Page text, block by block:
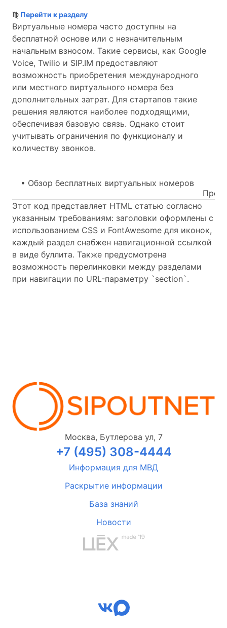
♍ Перейти к разделу
Виртуальные номера часто доступны на
бесплатной основе или с незначительным
начальным взносом. Такие сервисы, как Google
Voice, Twilio и SIP.IM предоставляют
возможность приобретения международного
или местного виртуального номера без
дополнительных затрат. Для стартапов такие
решения являются наиболее подходящими,
обеспечивая базовую связь. Однако стоит
учитывать ограничения по функционалу и
количеству звонков.
• Обзор бесплатных виртуальных номеров
Этот код представляет HTML статью согласно
указанным требованиям: заголовки оформлены с
использованием CSS и FontAwesome для иконок,
каждый раздел снабжен навигационной ссылкой
в виде буллита. Также предусмотрена
возможность перелинковки между разделами
при навигации по URL-параметру `section`.
Москва, Бутлерова ул, 7
+7 (495) 308-4444
Информация для МВД
Раскрытие информации
База знаний
Новости